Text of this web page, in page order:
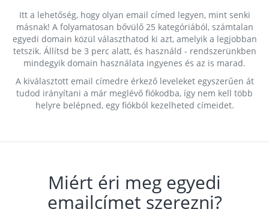
Itt a lehetőség, hogy olyan email címed legyen, mint senki
másnak! A folyamatosan bővülő 25 kategóriából, számtalan
egyedi domain közül választhatod ki azt, amelyik a legjobban
tetszik. Állítsd be 3 perc alatt, és használd - rendszerünkben
mindegyik domain használata ingyenes és az is marad.
A kiválasztott email címedre érkező leveleket egyszerűen át
tudod irányítani a már meglévő fiókodba, így nem kell több
helyre belépned, egy fiókból kezelheted címeidet.
Miért éri meg egyedi
emailcímet szerezni?